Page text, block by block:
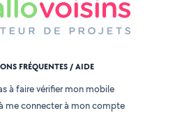
FRÉQUENTES / AIDE
à faire vérifier mon mobile
me connecter à mon compte